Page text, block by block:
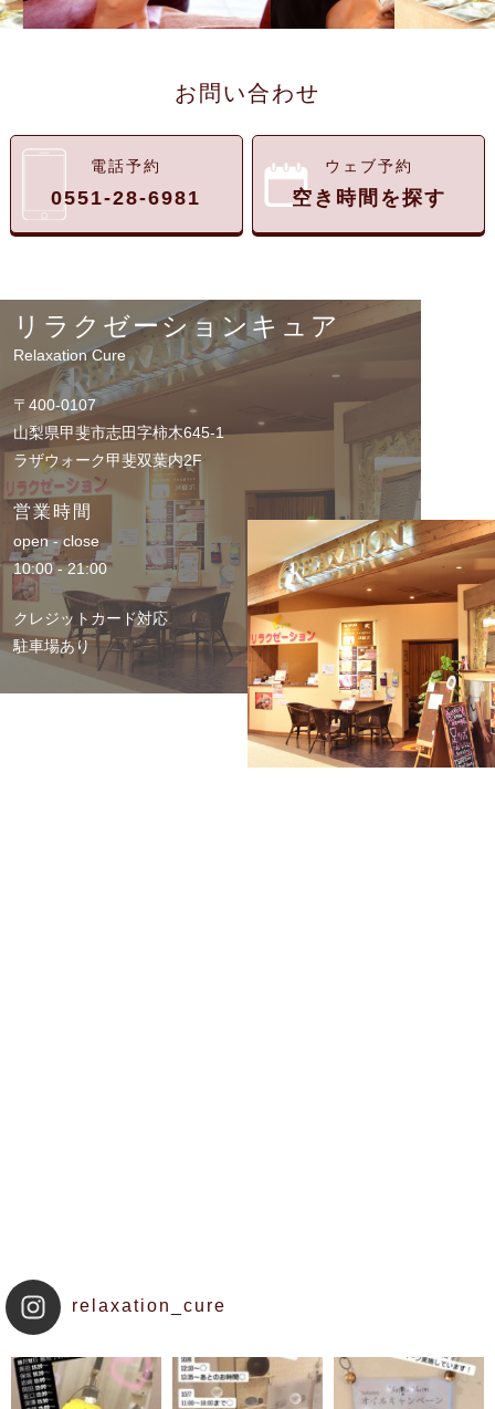
お問い合わせ
電話予約
0551-28-6981
ウェブ予約
空き時間を探す
リラクゼーションキュア
Relaxation Cure
〒400-0107
山梨県甲斐市志田字柿木645-1
ラザウォーク甲斐双葉内2F
営業時間
open - close
10:00 - 21:00
クレジットカード対応
駐車場あり
relaxation_cure